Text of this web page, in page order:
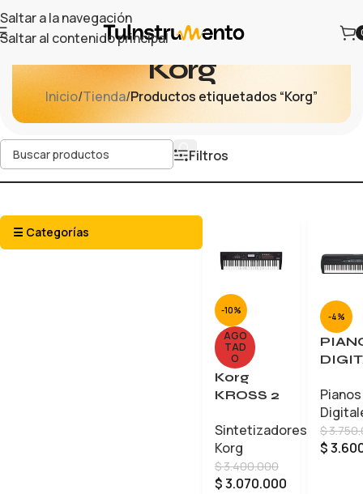
Saltar a la navegación
Saltar al contenido principal
Korg
Inicio/Tienda/Productos etiquetados “Korg”
Filtros
☰ Categorías
-10%
AGO
TAD
O
Korg
KROSS 2
Sintetizadores
Korg
$3.400.000
$3.070.000
-4%
SP-
Pianos
$
$